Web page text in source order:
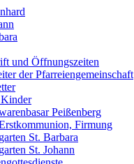
und Öffnungszeiten
der Pfarreiengemeinschaft
Peißenberg
Firmung
St. Barbara
St. Johann